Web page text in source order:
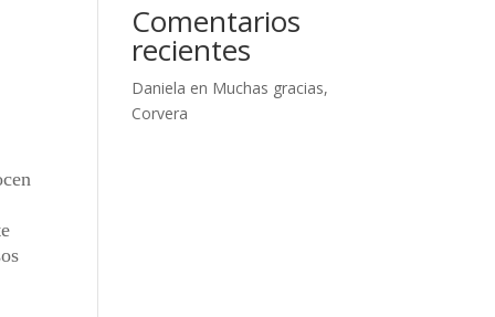
Comentarios
recientes
Daniela en Muchas gracias,
Corvera